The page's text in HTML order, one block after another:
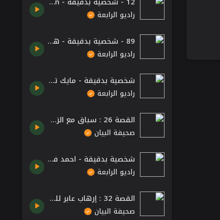
راديو الرابعة
89 - شخصية بدقيقة - هايدن
راديو الرابعة
شخصية بدقيقة - مايك تايسون
راديو الرابعة
القصة 26 : سباق مع الزمن.. والمستشارين
صحيفة البيان
شخصية بدقيقة - احمد فؤاد نجم
راديو الرابعة
القصة 32 : إرهاب عابر للحدود
صحيفة البيان